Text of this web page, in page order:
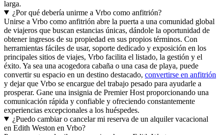
larga.
¿Por qué debería unirme a Vrbo como anfitrión?
Unirse a Vrbo como anfitrión abre la puerta a una comunidad global
de viajeros que buscan estancias únicas, dándole la oportunidad de
obtener ingresos de su propiedad en sus propios términos. Con
herramientas fáciles de usar, soporte dedicado y exposición en los
principales sitios de viajes, Vrbo facilita el listado, la gestión y el
éxito. Ya sea una acogedora cabaña o una casa de playa, puede
convertir su espacio en un destino destacado, convertirse en anfitrión
y dejar que Vrbo se encargue del trabajo pesado para ayudarle a
prosperar. Gane una insignia de Premier Host proporcionando una
comunicación rápida y confiable y ofreciendo constantemente
experiencias excepcionales a los huéspedes.
¿Puedo cambiar o cancelar mi reserva de un alquiler vacacional
en Edith Weston en Vrbo?